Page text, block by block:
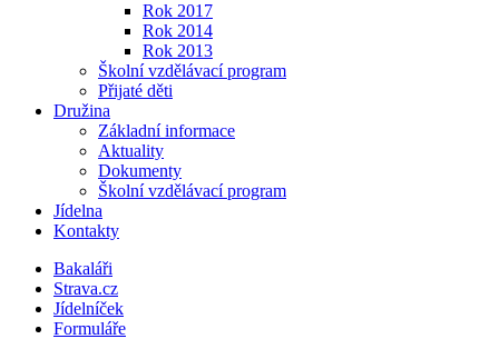
Rok 2017
Rok 2014
Rok 2013
Školní vzdělávací program
Přijaté děti
Družina
Základní informace
Aktuality
Dokumenty
Školní vzdělávací program
Jídelna
Kontakty
Bakaláři
Strava.cz
Jídelníček
Formuláře